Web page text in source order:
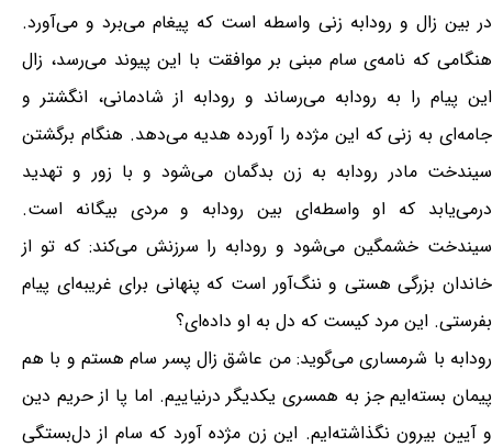
در بین زال و رودابه زنی واسطه است که پیغام می‌برد و می‌آورد.
هنگامی که نامه‌ی سام مبنی بر موافقت با این پیوند می‌رسد، زال
این پیام را به رودابه می‌رساند و رودابه از شادمانی، انگشتر و
جامه‌ای به‌ زنی که این مژده را آورده هدیه می‌دهد. هنگام برگشتن
سیندخت مادر رودابه به زن بدگمان می‌شود و با زور و تهدید
درمی‌یابد که او واسطه‌ای بین رودابه و مردی بیگانه است.
سیندخت خشمگین می‌شود و رودابه را سرزنش می‌کند: که تو از
خاندان بزرگی هستی و ننگ‌آور است که پنهانی برای غریبه‌ای پیام
بفرستی. این مرد کیست که دل به او داده‌ای؟
رودابه با شرمساری می‌گوید: من عاشق زال پسر سام هستم و با هم
پیمان بسته‌ایم جز به همسری یکدیگر درنیاییم. اما پا از حریم دین
و آیین بیرون نگذاشته‌ایم. این زن مژده آورد که سام از دل‌بستگی